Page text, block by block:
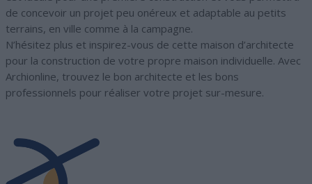
de concevoir un projet peu onéreux et adaptable au petits
terrains, en ville comme à la campagne.
N’hésitez plus et inspirez-vous de cette maison d’architecte
pour la construction de votre propre maison individuelle. Avec
Archionline, trouvez le bon architecte et les bons
professionnels pour réaliser votre projet sur-mesure.